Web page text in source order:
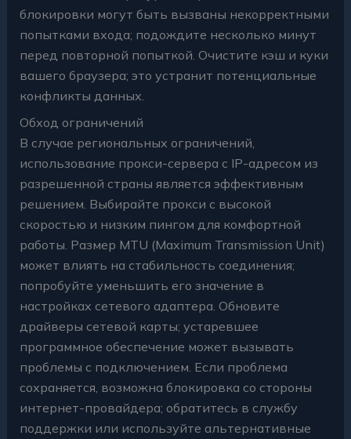
блокировки могут быть вызваны некорректными
попытками входа; подождите несколько минут
перед повторной попыткой. Очистите кэш и куки
вашего браузера; это устранит потенциальные
конфликты данных.
Обход ограничений
В случае региональных ограничений,
использование прокси-сервера с IP-адресом из
разрешенной страны является эффективным
решением. Выбирайте прокси с высокой
скоростью и низким пингом для комфортной
работы. Размер MTU (Maximum Transmission Unit)
может влиять на стабильность соединения;
попробуйте уменьшить его значение в
настройках сетевого адаптера. Обновите
драйверы сетевой карты; устаревшее
программное обеспечение может вызывать
проблемы с подключением. Если проблема
сохраняется, возможна блокировка со стороны
интернет-провайдера; обратитесь в службу
поддержки или используйте альтернативные